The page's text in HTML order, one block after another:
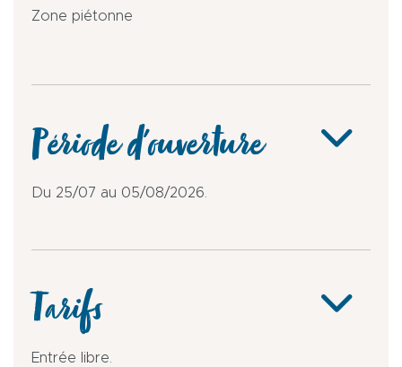
Zone piétonne
Période d'ouverture
Du 25/07 au 05/08/2026.
Tarifs
Entrée libre.